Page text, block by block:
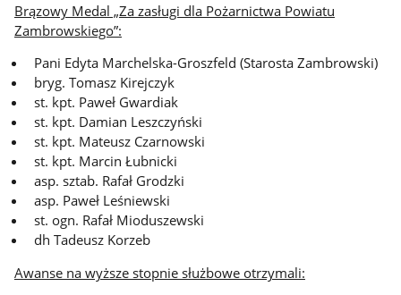
Brązowy Medal „Za zasługi dla Pożarnictwa Powiatu
Zambrowskiego”:
Pani Edyta Marchelska-Groszfeld (Starosta Zambrowski)
bryg. Tomasz Kirejczyk
st. kpt. Paweł Gwardiak
st. kpt. Damian Leszczyński
st. kpt. Mateusz Czarnowski
st. kpt. Marcin Łubnicki
asp. sztab. Rafał Grodzki
asp. Paweł Leśniewski
st. ogn. Rafał Mioduszewski
dh Tadeusz Korzeb
Awanse na wyższe stopnie służbowe otrzymali: